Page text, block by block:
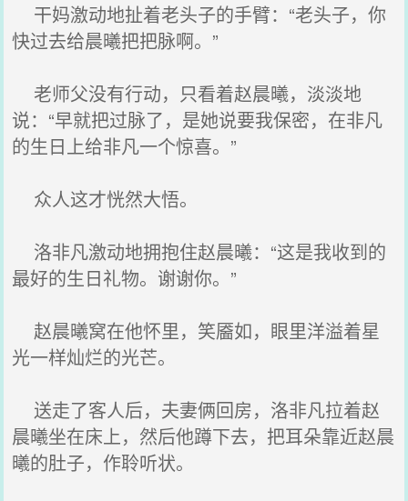
干妈激动地扯着老头子的手臂：“老头子，你
快过去给晨曦把把脉啊。”
老师父没有行动，只看着赵晨曦，淡淡地
说：“早就把过脉了，是她说要我保密，在非凡
的生日上给非凡一个惊喜。”
众人这才恍然大悟。
洛非凡激动地拥抱住赵晨曦：“这是我收到的
最好的生日礼物。谢谢你。”
赵晨曦窝在他怀里，笑靥如，眼里洋溢着星
光一样灿烂的光芒。
送走了客人后，夫妻俩回房，洛非凡拉着赵
晨曦坐在床上，然后他蹲下去，把耳朵靠近赵晨
曦的肚子，作聆听状。